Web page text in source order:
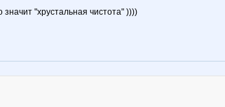
"хрустальная чистота" ))))